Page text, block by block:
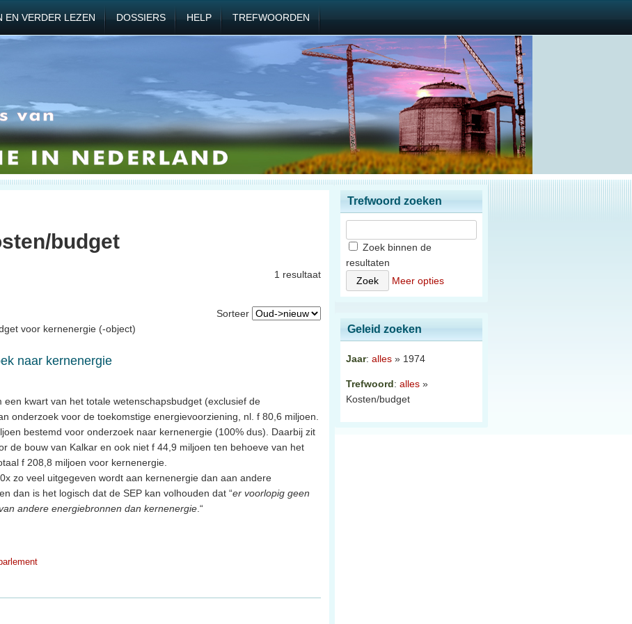
EN VERDER LEZEN DOSSIERS HELP TREFWOORDEN
budget
1 resultaat
Sorteer
voor kernenergie (-object)
naar kernenergie
kwart van het totale wetenschapsbudget (exclusief de
onderzoek voor de toekomstige energievoorziening, nl. f 80,6 miljoen.
bestemd voor onderzoek naar kernenergie (100% dus). Daarbij zit
de bouw van Kalkar en ook niet f 44,9 miljoen ten behoeve van het
f 208,8 miljoen voor kernenergie.
zo veel uitgegeven wordt aan kernenergie dan aan andere
dan is het logisch dat de SEP kan volhouden dat “er voorlopig geen
andere energiebronnen dan kernenergie .“
Trefwoord zoeken
Zoek binnen de
resultaten
Meer opties
Geleid zoeken
Jaar: alles » 1974
Trefwoord: alles »
Kosten/budget